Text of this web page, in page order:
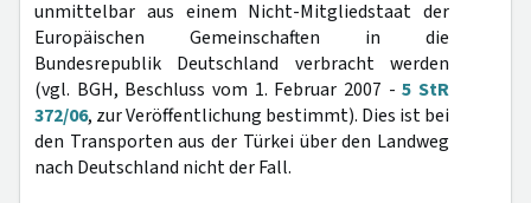
unmittelbar aus einem Nicht-Mitgliedstaat der
Europäischen Gemeinschaften in die
Bundesrepublik Deutschland verbracht werden
(vgl. BGH, Beschluss vom 1. Februar 2007 -5 StR
372/06, zur Veröffentlichung bestimmt). Dies ist bei
den Transporten aus der Türkei über den Landweg
nach Deutschland nicht der Fall.